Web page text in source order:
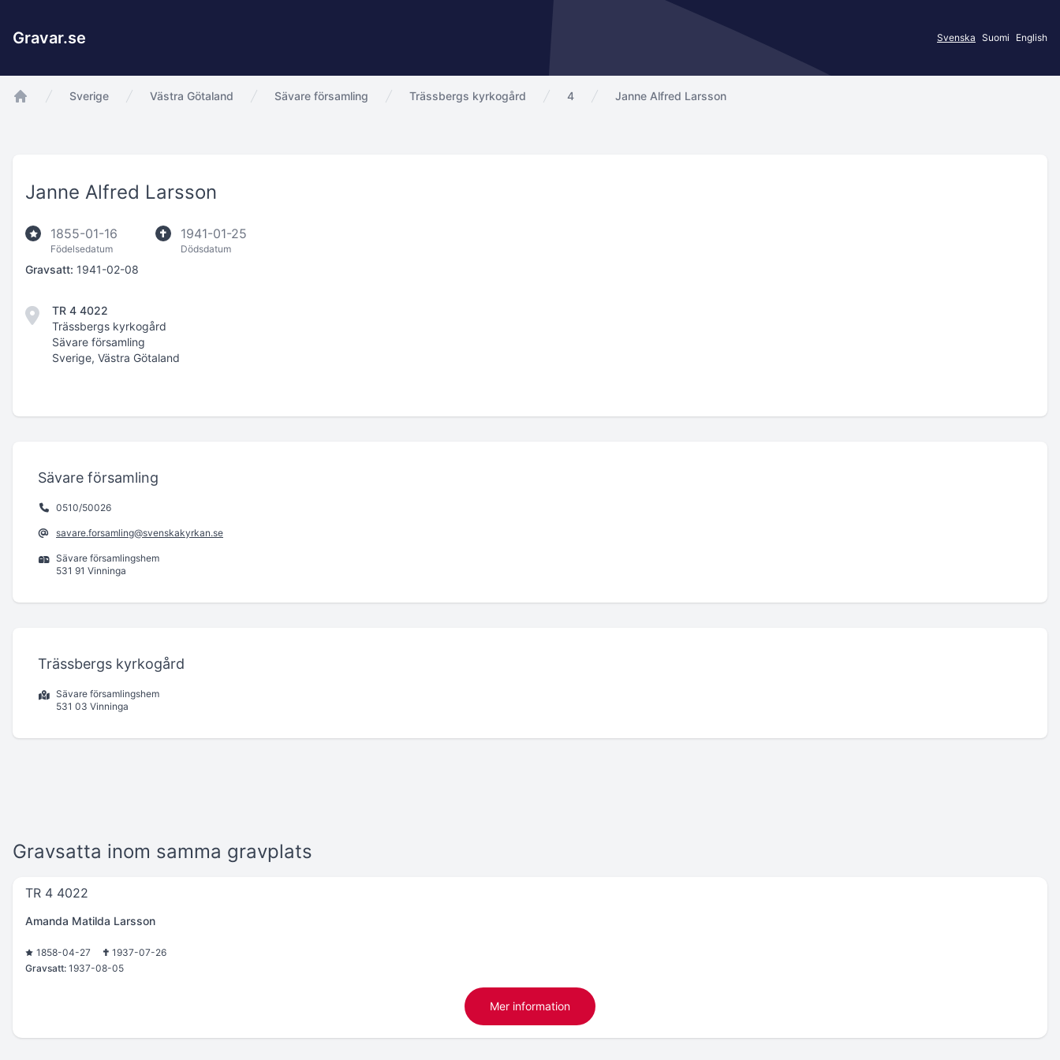
Gravar.se Svenska Suomi English
Sverige Västra Götaland Sävare församling Trässbergs kyrkogård 4 Janne Alfred Larsson
Janne Alfred Larsson
1855-01-16
Födelsedatum
1941-01-25
Dödsdatum
Gravsatt: 1941-02-08
TR 4 4022
Trässbergs kyrkogård
Sävare församling
Sverige, Västra Götaland
Sävare församling
0510/50026
savare.forsamling@svenskakyrkan.se
Sävare församlingshem
531 91 Vinninga
Trässbergs kyrkogård
Sävare församlingshem
531 03 Vinninga
Gravsatta inom samma gravplats
TR 4 4022
Amanda Matilda Larsson
1858-04-27
1937-07-26
Gravsatt: 1937-08-05
Mer information